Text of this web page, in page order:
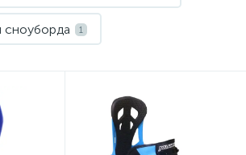
сноуборда 1
Термобелье